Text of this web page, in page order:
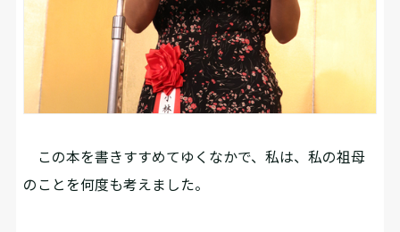
この本を書きすすめてゆくなかで、私は、私の祖母
のことを何度も考えました。